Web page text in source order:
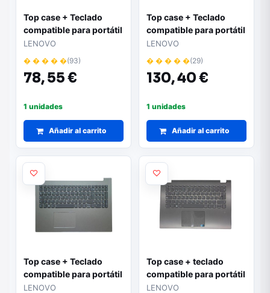
Top case + Teclado
compatible para portátil
LENOVO 510-14ISK
Blanco 5CB0L67152
LENOVO
� � � � �(93)
78,55 €
1 unidades
Añadir al carrito
Top case + Teclado
compatible para portátil
LENOVO 520-14IKB Gris
oscuro 5CB0N67593
LENOVO
� � � � �(29)
130,40 €
1 unidades
Añadir al carrito
Top case + Teclado
compatible para portátil
LENOVO 520-15IKB Gris
LENOVO
Top case + teclado
compatible para portátil
LENOVO 530-14IKB Gris
LENOVO